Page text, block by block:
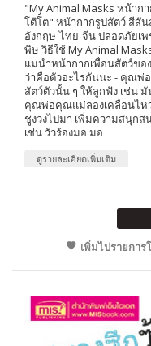
"My Animal Masks หน้าก
โต๊โต" หน้ากากรูปสัตว์ สีสั
อังกฤษ-ไทย-จีน ปลอดภัยเ
พิษ วิธีใช้ My Animal
แม่นำหน้ากากเพื่อนสัตว์ข
ว่าคือตัวอะไรกันนะ - คุณพ่อ
สัตว์ตัวนั้น ๆ ให้ลูกฟัง เช่น
คุณพ่อคุณแม่ลองเคลื่อนไหว
ชูงวงไปมา เพิ่มความสนุกส
เช่น วัวร้องมอ มอ
ดูรายละเอียดเพิ่มเติม
เพิ่มไปรายการ